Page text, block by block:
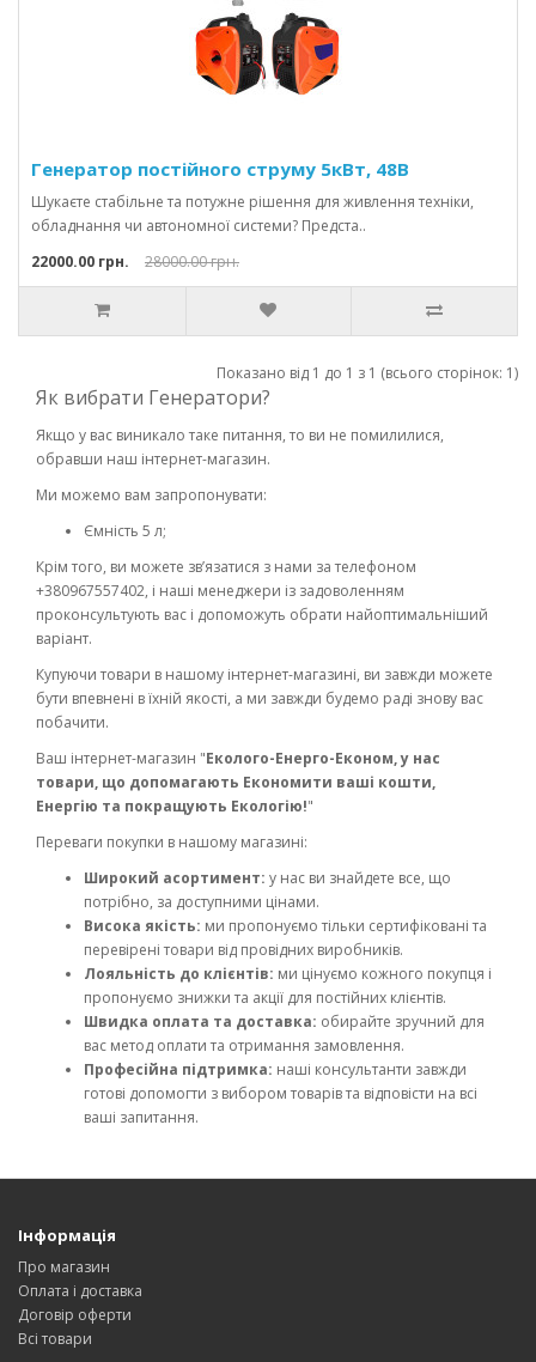
Генератор постійного струму 5кВт, 48В
Шукаєте стабільне та потужне рішення для живлення техніки,
обладнання чи автономної системи? Предста..
22000.00 грн. 28000.00 грн.
Показано від 1 до 1 з 1 (всього сторінок: 1)
Як вибрати Генератори?
Якщо у вас виникало таке питання, то ви не помилилися,
обравши наш інтернет-магазин.
Ми можемо вам запропонувати:
Ємність 5 л;
Крім того, ви можете зв’язатися з нами за телефоном
+380967557402, і наші менеджери із задоволенням
проконсультують вас і допоможуть обрати найоптимальніший
варіант.
Купуючи товари в нашому інтернет-магазині, ви завжди можете
бути впевнені в їхній якості, а ми завжди будемо раді знову вас
побачити.
Ваш інтернет-магазин "Еколого-Енерго-Економ, у нас
товари, що допомагають Економити ваші кошти,
Енергію та покращують Екологію!"
Переваги покупки в нашому магазині:
Широкий асортимент: у нас ви знайдете все, що
потрібно, за доступними цінами.
Висока якість: ми пропонуємо тільки сертифіковані та
перевірені товари від провідних виробників.
Лояльність до клієнтів: ми цінуємо кожного покупця і
пропонуємо знижки та акції для постійних клієнтів.
Швидка оплата та доставка: обирайте зручний для
вас метод оплати та отримання замовлення.
Професійна підтримка: наші консультанти завжди
готові допомогти з вибором товарів та відповісти на всі
ваші запитання.
Інформація
Про магазин
Оплата і доставка
Договір оферти
Всі товари